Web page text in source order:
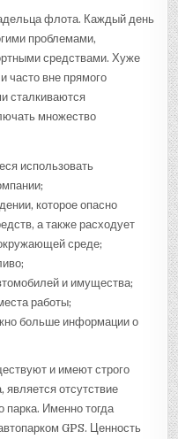
флота. Каждый день
проблемами,
средствами. Хуже
часто вне прямого
сталкиваются
множество
использовать
которое опасно
а также расходует
среде;
и имущества;
работы;
больше информации о
и имеют строго
является отсутствие
парка. Именно тогда
GPS. Ценность